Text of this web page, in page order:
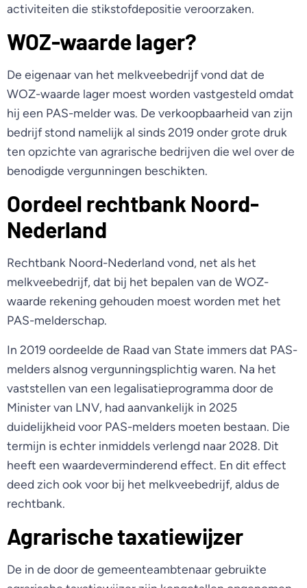
activiteiten die stikstofdepositie veroorzaken.
WOZ-waarde lager?
De eigenaar van het melkveebedrijf vond dat de
WOZ-waarde lager moest worden vastgesteld omdat
hij een PAS-melder was. De verkoopbaarheid van zijn
bedrijf stond namelijk al sinds 2019 onder grote druk
ten opzichte van agrarische bedrijven die wel over de
benodigde vergunningen beschikten.
Oordeel rechtbank Noord-
Nederland
Rechtbank Noord-Nederland vond, net als het
melkveebedrijf, dat bij het bepalen van de WOZ-
waarde rekening gehouden moest worden met het
PAS-melderschap.
In 2019 oordeelde de Raad van State immers dat PAS-
melders alsnog vergunningsplichtig waren. Na het
vaststellen van een legalisatieprogramma door de
Minister van LNV, had aanvankelijk in 2025
duidelijkheid voor PAS-melders moeten bestaan. Die
termijn is echter inmiddels verlengd naar 2028. Dit
heeft een waardeverminderend effect. En dit effect
deed zich ook voor bij het melkveebedrijf, aldus de
rechtbank.
Agrarische taxatiewijzer
De in de door de gemeenteambtenaar gebruikte